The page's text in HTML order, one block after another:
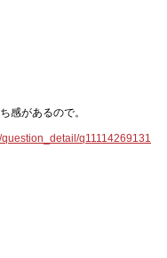
感があるので。
q11114269131